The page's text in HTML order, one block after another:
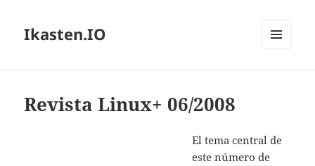
Ikasten.IO
Revista Linux+ 06/2008
El tema central de
este número de